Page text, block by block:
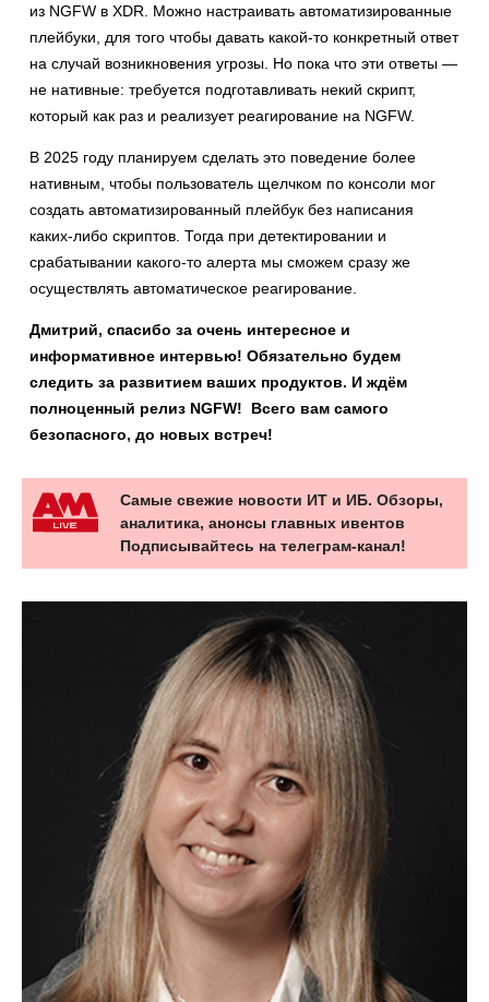
из NGFW в XDR. Можно настраивать автоматизированные
плейбуки, для того чтобы давать какой-то конкретный ответ
на случай возникновения угрозы. Но пока что эти ответы —
не нативные: требуется подготавливать некий скрипт,
который как раз и реализует реагирование на NGFW.
В 2025 году планируем сделать это поведение более
нативным, чтобы пользователь щелчком по консоли мог
создать автоматизированный плейбук без написания
каких-либо скриптов. Тогда при детектировании и
срабатывании какого-то алерта мы сможем сразу же
осуществлять автоматическое реагирование.
Дмитрий, спасибо за очень интересное и
информативное интервью! Обязательно будем
следить за развитием ваших продуктов. И ждём
полноценный релиз NGFW! Всего вам самого
безопасного, до новых встреч!
Самые свежие новости ИТ и ИБ. Обзоры,
аналитика, анонсы главных ивентов
Подписывайтесь на телеграм-канал!